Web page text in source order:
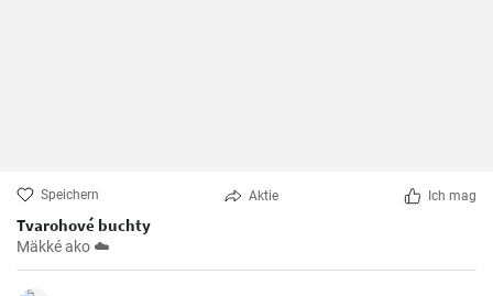
Speichern Aktie Ich mag
Tvarohové buchty
Mäkké ako ☁️